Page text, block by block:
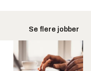
Se flere jobber